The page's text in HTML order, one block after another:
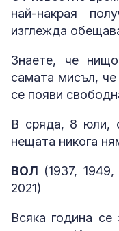
най-накрая
изглежда
Знаете, че
самата мисъл,
се появи
В сряда, 8 юли,
нещата никога
ВОЛ (1937,
2021)
Всяка година се